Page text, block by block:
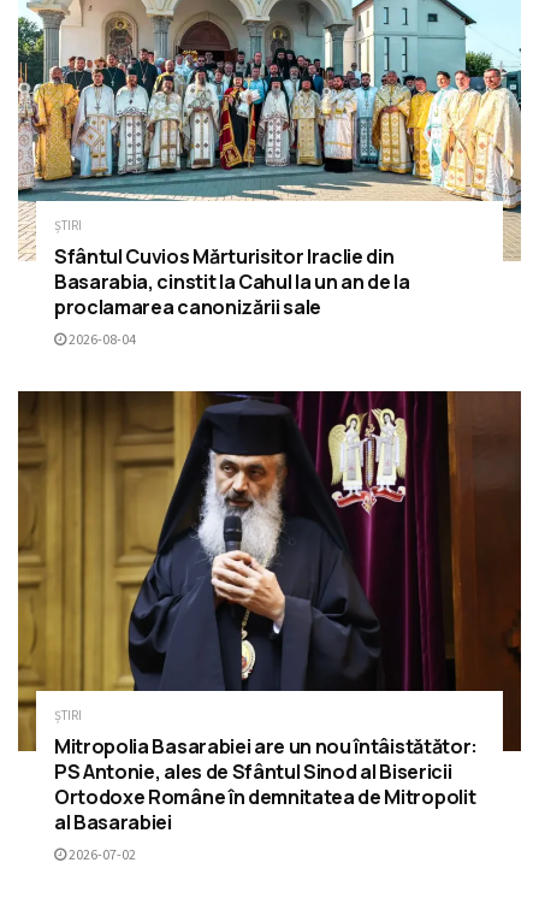
ȘTIRI
Sfântul Cuvios Mărturisitor Iraclie din
Basarabia, cinstit la Cahul la un an de la
proclamarea canonizării sale
2026-08-04
ȘTIRI
Mitropolia Basarabiei are un nou întâistătător:
PS Antonie, ales de Sfântul Sinod al Bisericii
Ortodoxe Române în demnitatea de Mitropolit
al Basarabiei
2026-07-02